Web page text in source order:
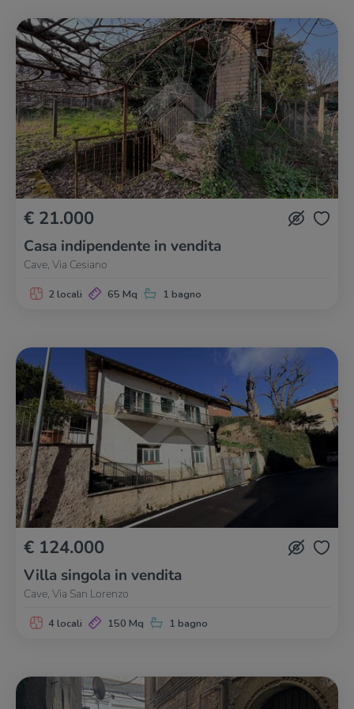
€ 21.000
Casa indipendente in vendita
Cave, Via Cesiano
2 locali 65 Mq 1 bagno
€ 124.000
Villa singola in vendita
Cave, Via San Lorenzo
4 locali 150 Mq 1 bagno